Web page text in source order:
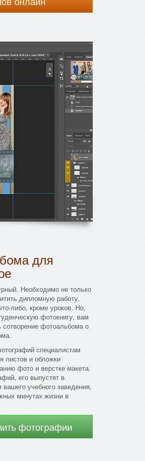
для
Необходимо не только
дипломную работу.
либо, кроме уроков. Но,
фотокнигу, вам
сотворение фотоальбома о
специалистам
листов и обложки
фото и верстке макета.
его выпустят в
учебного заведения,
минутах жизни в
фотографии